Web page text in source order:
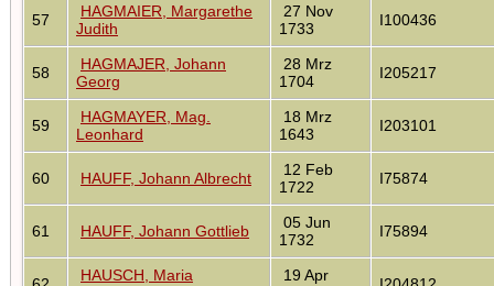
57
HAGMAIER, Margarethe
Judith
27 Nov
1733
I100436
58
HAGMAJER, Johann
Georg
28 Mrz
1704
I205217
59
HAGMAYER, Mag.
Leonhard
18 Mrz
1643
I203101
60 HAUFF, Johann Albrecht
12 Feb
1722
I75874
61 HAUFF, Johann Gottlieb
05 Jun
1732
I75894
HAUSCH, Maria
19 Apr